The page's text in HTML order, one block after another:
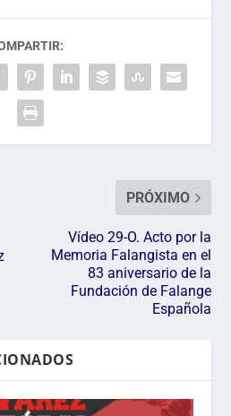
PRÓXIMO
Vídeo 29-O. Acto por la
Memoria Falangista en el
83 aniversario de la
Fundación de Falange
Española